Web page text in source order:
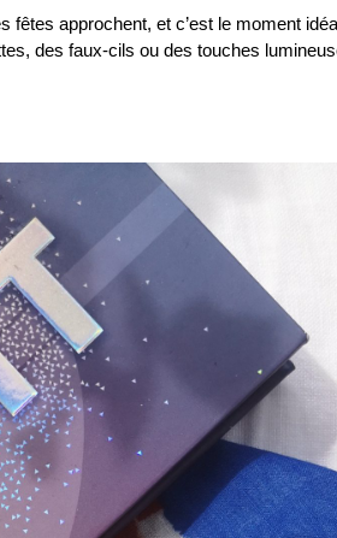
approchent, et c’est le moment
des faux-cils ou des touches